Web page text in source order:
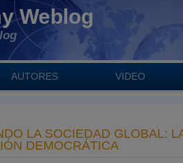
Weblog
AUTORES VIDEO
LA SOCIEDAD GLOBAL:
DEMOCRÁTICA